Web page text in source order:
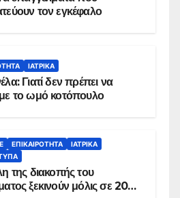
τον εγκέφαλο
ΙΑΤΡΙΚΆ
Γιατί δεν πρέπει να
το ωμό κοτόπουλο
ΕΠΙΚΑΙΡΌΤΗΤΑ
ΙΑΤΡΙΚΆ
της διακοπής του
ξεκινούν μόλις σε 20